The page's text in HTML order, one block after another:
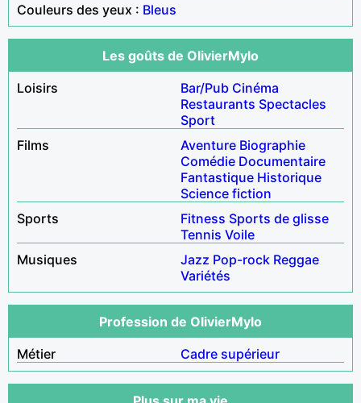
Couleurs des yeux : Bleus
Les goûts de OlivierMylo
Loisirs
Bar/Pub Cinéma
Restaurants Spectacles
Sport
Films
Aventure Biographie
Comédie Documentaire
Fantastique Historique
Science fiction
Sports
Fitness Sports de glisse
Tennis Voile
Musiques
Jazz Pop-rock Reggae
Variétés
Profession de OlivierMylo
Métier
Cadre supérieur